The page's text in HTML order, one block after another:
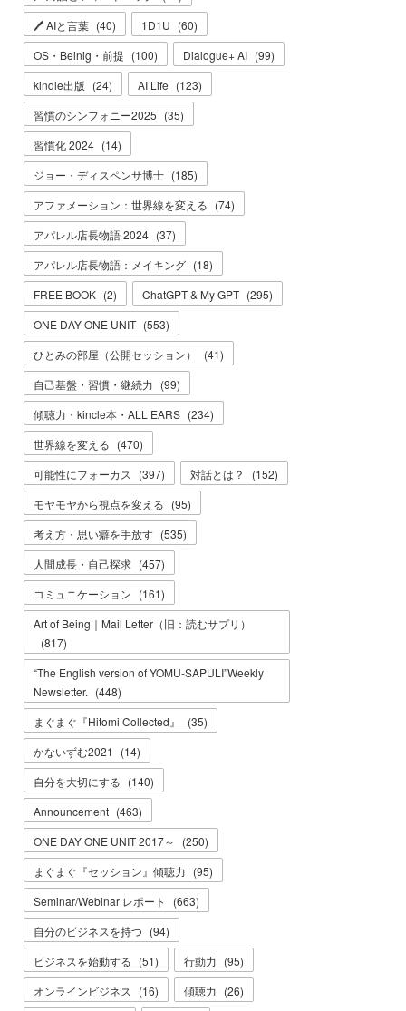
🖊 AIと言葉 (40) 1D1U (60)
OS・Beinig・前提 (100) Dialogue+ AI (99)
kindle出版 (24) AI Life (123)
習慣のシンフォニー2025 (35)
習慣化 2024 (14)
ジョー・ディスペンサ博士 (185)
アファメーション：世界線を変える (74)
アパレル店長物語 2024 (37)
アパレル店長物語：メイキング (18)
FREE BOOK (2) ChatGPT & My GPT (295)
ONE DAY ONE UNIT (553)
ひとみの部屋（公開セッション）
(41)
自己基盤・習慣・継続力 (99)
傾聴力・kincle本・ALL EARS (234)
世界線を変える (470)
可能性にフォーカス
(397) 対話とは？ (152)
モヤモヤから視点を変える (95)
考え方・思い癖を手放す (535)
人間成長・自己探求 (457)
コミュニケーション (161)
Art of Being｜Mail Letter（旧：読むサプリ）
(817)
“The English version of YOMU-SAPULI”Weekly
Newsletter. (448)
まぐまぐ『Hitomi Collected』
(35)
かないずむ2021
(14)
自分を大切にする (140)
Announcement (463)
ONE DAY ONE UNIT 2017～
(250)
まぐまぐ『セッション』傾聴力 (95)
Seminar/Webinar レポート
(663)
自分のビジネスを持つ (94)
ビジネスを始動する (51) 行動力 (95)
オンラインビジネス
(16) 傾聴力 (26)